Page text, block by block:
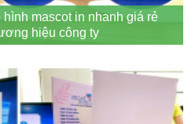
hình mascot in nhanh giá rẻ
hiệu công ty